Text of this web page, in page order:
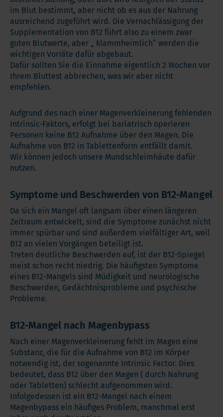
im Blut bestimmt, aber nicht ob es aus der Nahrung
ausreichend zugeführt wird. Die Vernachlässigung der
Supplementation von B12 führt also zu einem zwar
guten Blutwerte, aber „ klammheimlich“ werden die
wichtigen Vorräte dafür abgebaut.
Dafür sollten Sie die Einnahme eigentlich 2 Wochen vor
Ihrem Bluttest abbrechen, was wir aber nicht
empfehlen.
Aufgrund des nach einer Magenverkleinerung fehlenden
Intrinsic-Faktors, erfolgt bei bariatrisch operieren
Personen keine B12 Aufnahme über den Magen. Die
Aufnahme von B12 in Tablettenform entfällt damit.
Wir können jedoch unsere Mundschleimhäute dafür
nutzen.
Symptome und Beschwerden von B12-Mangel
Da sich ein Mangel oft langsam über einen längeren
Zeitraum entwickelt, sind die Symptome zunächst nicht
immer spürbar und sind außerdem vielfältiger Art, weil
B12 an vielen Vorgängen beteiligt ist.
Treten deutliche Beschwerden auf, ist der B12-Spiegel
meist schon recht niedrig. Die häufigsten Symptome
eines B12-Mangels sind Müdigkeit und neurologische
Beschwerden, Gedächtnisprobleme und psychische
Probleme.
B12-Mangel nach Magenbypass
Nach einer Magenverkleinerung fehlt im Magen eine
Substanz, die für die Aufnahme von B12 im Körper
notwendig ist, der sogenannte Intrinsic Factor. Dies
bedeutet, dass B12 über den Magen ( durch Nahrung
oder Tabletten) schlecht aufgenommen wird.
Infolgedessen ist ein B12-Mangel nach einem
Magenbypass ein häufiges Problem, manchmal erst